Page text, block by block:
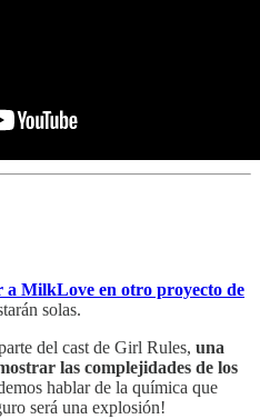
a MilkLove en otro proyecto de
solas.
del cast de Girl Rules, una
las complejidades de los
hablar de la química que
será una explosión!